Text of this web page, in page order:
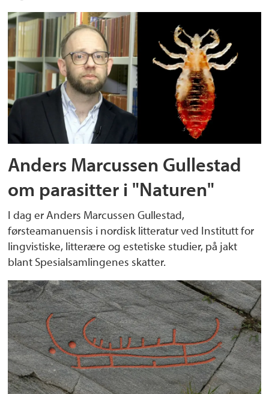
Anders Marcussen Gullestad
om parasitter i "Naturen"
I dag er Anders Marcussen Gullestad,
førsteamanuensis i nordisk litteratur ved Institutt for
lingvistiske, litterære og estetiske studier, på jakt
blant Spesialsamlingenes skatter.